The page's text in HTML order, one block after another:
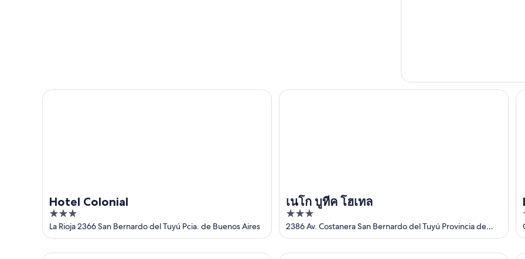
Hotel Colonial
3
out
of
5
La Rioja 2366 San Bernardo del Tuyú Pcia. de Buenos Aires
Hotel Colonial
เนโก บูทีค โฮเทล
3
out
of
5
2386 Av. Costanera San Bernardo del Tuyú Provincia de
Buenos Aires
เนโก บูทีค โฮเทล